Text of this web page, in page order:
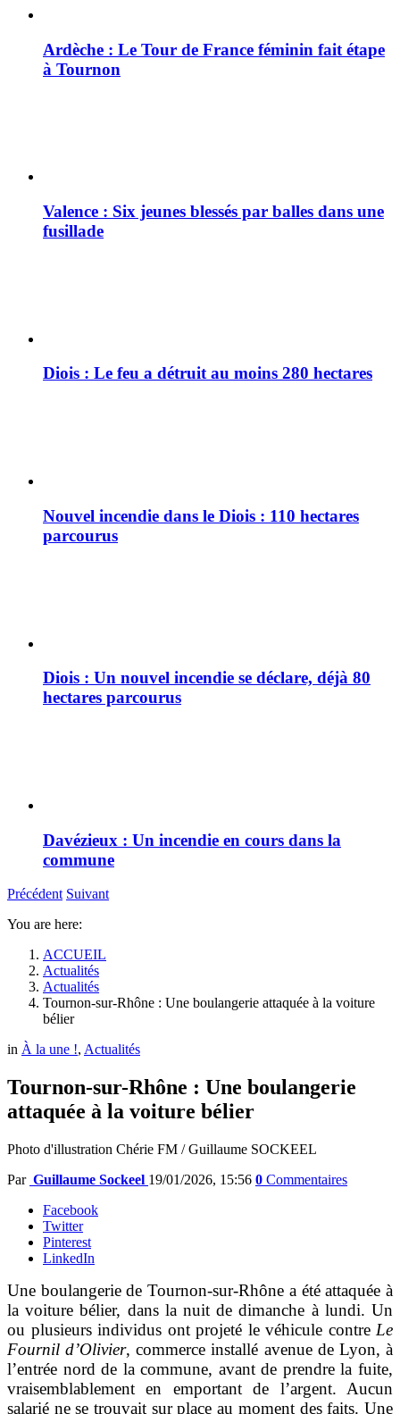
Ardèche : Le Tour de France féminin fait étape
à Tournon
Valence : Six jeunes blessés par balles dans une
fusillade
Diois : Le feu a détruit au moins 280 hectares
Nouvel incendie dans le Diois : 110 hectares
parcourus
Diois : Un nouvel incendie se déclare, déjà 80
hectares parcourus
Davézieux : Un incendie en cours dans la
commune
Précédent Suivant
You are here:
ACCUEIL
Actualités
Actualités
Tournon-sur-Rhône : Une boulangerie attaquée à la voiture
bélier
in À la une !, Actualités
Tournon-sur-Rhône : Une boulangerie
attaquée à la voiture bélier
Photo d'illustration Chérie FM / Guillaume SOCKEEL
Par Guillaume Sockeel 19/01/2026, 15:56 0 Commentaires
Facebook
Twitter
Pinterest
LinkedIn
Une boulangerie de Tournon-sur-Rhône a été attaquée à
la voiture bélier, dans la nuit de dimanche à lundi. Un
ou plusieurs individus ont projeté le véhicule contre Le
Fournil d’Olivier, commerce installé avenue de Lyon, à
l’entrée nord de la commune, avant de prendre la fuite,
vraisemblablement en emportant de l’argent. Aucun
salarié ne se trouvait sur place au moment des faits. Une